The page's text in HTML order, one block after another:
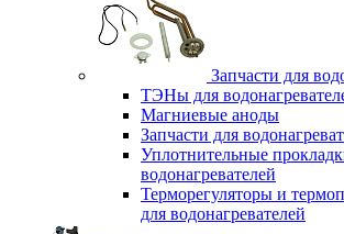
Запчасти для
ТЭНы для
Магниевые аноды
Запчасти для
Уплотнительные
водонагревателей
Терморегуляторы и
для водонагревателей